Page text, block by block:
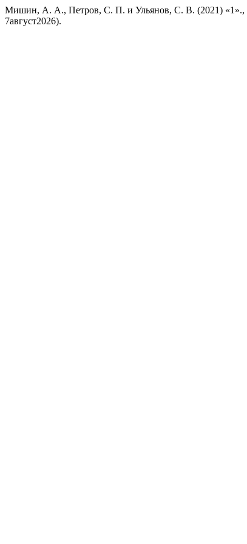
Мишин, А. А., Петров, С. П. и Ульянов, С. В. (2021) «1».,
7август2026).